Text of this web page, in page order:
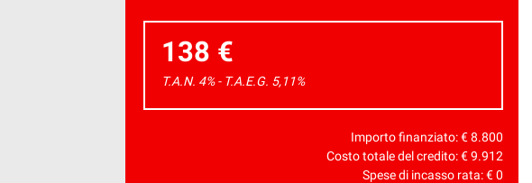
138 €
T.A.N. 4% - T.A.E.G. 5,11%
Importo finanziato: €8.800
Costo totale del credito: €9.912
Spese di incasso rata: €0